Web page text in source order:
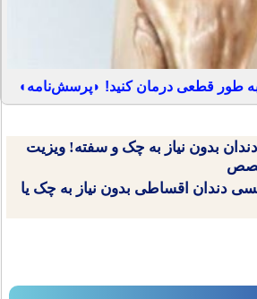
به طور قطعی درمان کنید! ◗پرسش‌نامه◖
بدون نیاز به چک و سفته! ویزیت
دندان اقساطی بدون نیاز به چک یا